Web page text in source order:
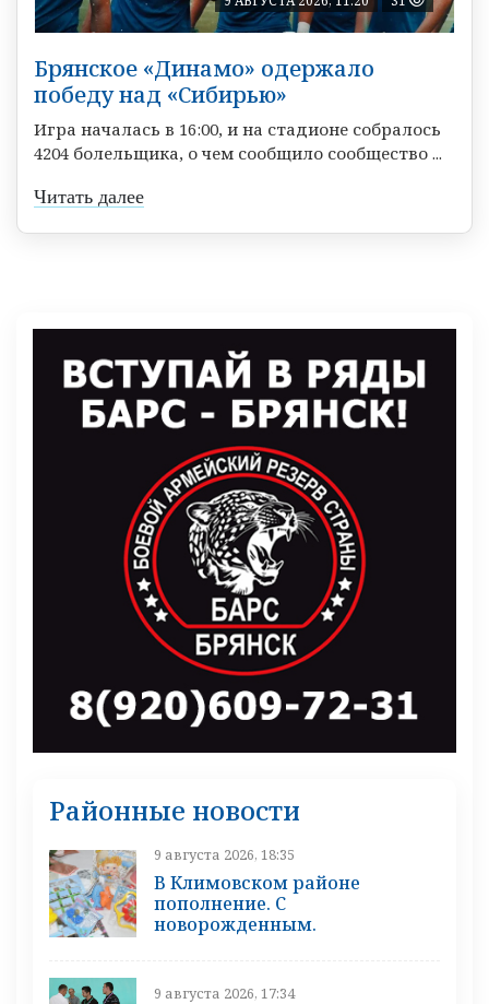
Брянское «Динамо» одержало
победу над «Сибирью»
Игра началась в 16:00, и на стадионе собралось
4204 болельщика, о чем сообщило сообщество ...
Читать далее
Районные новости
9 августа 2026, 18:35
В Климовском районе
пополнение. С
новорожденным.
9 августа 2026, 17:34